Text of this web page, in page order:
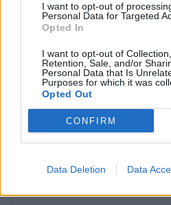
I want to opt-out of
Personal Data for Targeted
Opted In
I want to opt-out of
Retention, Sale, and/or
Personal Data that Is
Purposes for which it was
Opted Out
CONFIRM
Data Deletion Data
Viihdeuutiset
3.2.2013, 13:30